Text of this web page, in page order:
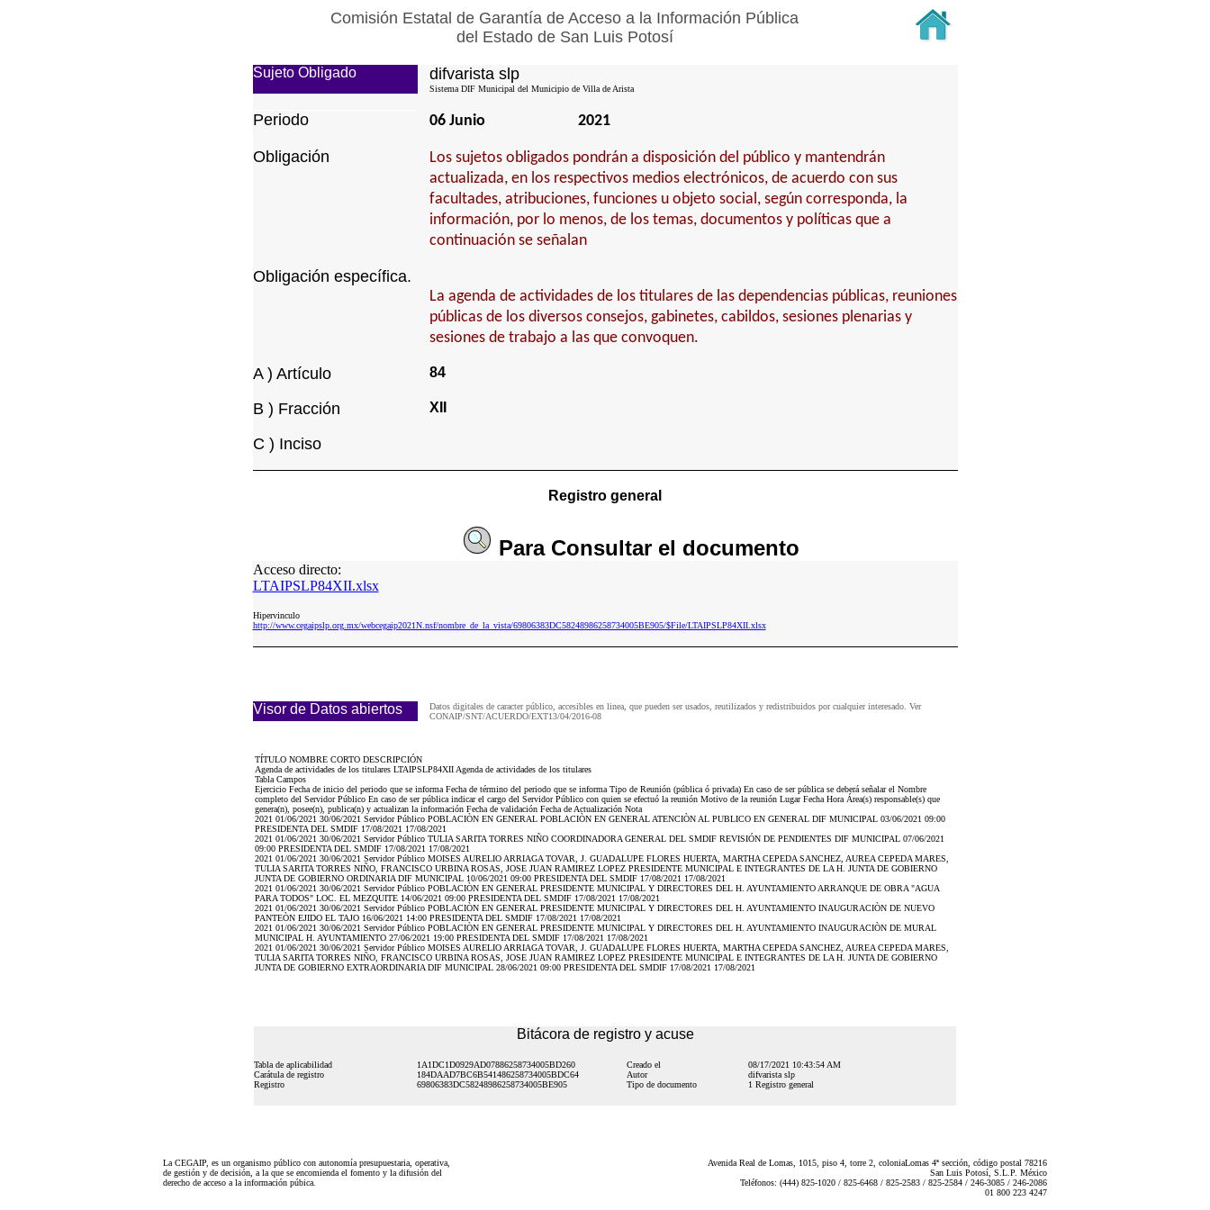
Comisión Estatal de Garantía de Acceso a la Información Pública
del Estado de San Luis Potosí
Sujeto Obligado difvarista slp
Sistema DIF Municipal del Municipio de Villa de Arista
Periodo 06 Junio 2021
Obligación
Los sujetos obligados pondrán a disposición del público y mantendrán
actualizada, en los respectivos medios electrónicos, de acuerdo con sus
facultades, atribuciones, funciones u objeto social, según corresponda, la
información, por lo menos, de los temas, documentos y políticas que a
continuación se señalan
Obligación específica.
La agenda de actividades de los titulares de las dependencias públicas, reuniones
públicas de los diversos consejos, gabinetes, cabildos, sesiones plenarias y
sesiones de trabajo a las que convoquen.
A ) Artículo 84
B ) Fracción XII
C ) Inciso
Registro general
Para Consultarel documento
Acceso directo:
LTAIPSLP84XII.xlsx
Hipervinculo
http://www.cegaipslp.org.mx/webcegaip2021N.nsf/nombre_de_la_vista/69806383DC58248986258734005BE905/$File/LTAIPSLP84XII.xlsx
Visor de Datos abiertos
Datos digitales de caracter público, accesibles en linea, que pueden ser usados, reutilizados y redistribuidos por cualquier interesado. Ver
CONAIP/SNT/ACUERDO/EXT13/04/2016-08
TÍTULO NOMBRE CORTO DESCRIPCIÓN
Agenda de actividades de los titulares LTAIPSLP84XII Agenda de actividades de los titulares
Tabla Campos
Ejercicio Fecha de inicio del periodo que se informa Fecha de término del periodo que se informa Tipo de Reunión (pública ó privada) En caso de ser pública se deberá señalar el Nombre
completo del Servidor Público En caso de ser pública indicar el cargo del Servidor Público con quien se efectuó la reunión Motivo de la reunión Lugar Fecha Hora Área(s) responsable(s) que
genera(n), posee(n), publica(n) y actualizan la información Fecha de validación Fecha de Actualización Nota
2021 01/06/2021 30/06/2021 Servidor Público POBLACIÒN EN GENERAL POBLACIÒN EN GENERAL ATENCIÒN AL PUBLICO EN GENERAL DIF MUNICIPAL 03/06/2021 09:00
PRESIDENTA DEL SMDIF 17/08/2021 17/08/2021
2021 01/06/2021 30/06/2021 Servidor Público TULIA SARITA TORRES NIÑO COORDINADORA GENERAL DEL SMDIF REVISIÓN DE PENDIENTES DIF MUNICIPAL 07/06/2021
09:00 PRESIDENTA DEL SMDIF 17/08/2021 17/08/2021
2021 01/06/2021 30/06/2021 Servidor Público MOISES AURELIO ARRIAGA TOVAR, J. GUADALUPE FLORES HUERTA, MARTHA CEPEDA SANCHEZ, AUREA CEPEDA MARES,
TULIA SARITA TORRES NIÑO, FRANCISCO URBINA ROSAS, JOSE JUAN RAMIREZ LOPEZ PRESIDENTE MUNICIPAL E INTEGRANTES DE LA H. JUNTA DE GOBIERNO
JUNTA DE GOBIERNO ORDINARIA DIF MUNICIPAL 10/06/2021 09:00 PRESIDENTA DEL SMDIF 17/08/2021 17/08/2021
2021 01/06/2021 30/06/2021 Servidor Público POBLACIÒN EN GENERAL PRESIDENTE MUNICIPAL Y DIRECTORES DEL H. AYUNTAMIENTO ARRANQUE DE OBRA "AGUA
PARA TODOS" LOC. EL MEZQUITE 14/06/2021 09:00 PRESIDENTA DEL SMDIF 17/08/2021 17/08/2021
2021 01/06/2021 30/06/2021 Servidor Público POBLACIÒN EN GENERAL PRESIDENTE MUNICIPAL Y DIRECTORES DEL H. AYUNTAMIENTO INAUGURACIÒN DE NUEVO
PANTEÒN EJIDO EL TAJO 16/06/2021 14:00 PRESIDENTA DEL SMDIF 17/08/2021 17/08/2021
2021 01/06/2021 30/06/2021 Servidor Público POBLACIÒN EN GENERAL PRESIDENTE MUNICIPAL Y DIRECTORES DEL H. AYUNTAMIENTO INAUGURACIÒN DE MURAL
MUNICIPAL H. AYUNTAMIENTO 27/06/2021 19:00 PRESIDENTA DEL SMDIF 17/08/2021 17/08/2021
2021 01/06/2021 30/06/2021 Servidor Público MOISES AURELIO ARRIAGA TOVAR, J. GUADALUPE FLORES HUERTA, MARTHA CEPEDA SANCHEZ, AUREA CEPEDA MARES,
TULIA SARITA TORRES NIÑO, FRANCISCO URBINA ROSAS, JOSE JUAN RAMIREZ LOPEZ PRESIDENTE MUNICIPAL E INTEGRANTES DE LA H. JUNTA DE GOBIERNO
JUNTA DE GOBIERNO EXTRAORDINARIA DIF MUNICIPAL 28/06/2021 09:00 PRESIDENTA DEL SMDIF 17/08/2021 17/08/2021
Bitácora de registro y acuse
Tabla de aplicabilidad 1A1DC1D0929AD07886258734005BD260 Creado el
08/17/2021 10:43:54 AM
Carátula de registro
184DAAD7BC6B541486258734005BDC64 Autor
difvarista slp
Registro
69806383DC58248986258734005BE905 Tipo de documento 1 Registro general
La CEGAIP, es un organismo público con autonomía presupuestaria, operativa,
de gestión y de decisión, a la que se encomienda el fomento y la difusión del
derecho de acceso a la información púbica.
Avenida Real de Lomas, 1015, piso 4, torre 2, coloniaLomas 4ª sección, código postal 78216
San Luis Potosí, S.L.P. México
Teléfonos: (444) 825-1020 / 825-6468 / 825-2583 / 825-2584 / 246-3085 / 246-2086
01 800 223 4247